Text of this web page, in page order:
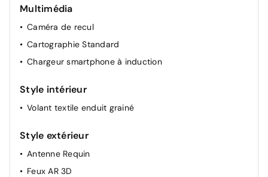
Climatisation automatique
Console centrale AV avec accoudoir et rangement
Direction assistée
Lève-vitres AV électriques à impulsion
Miroirs de courtoisie rétroéclairés
Ouverture du hayon manuelle
Renault Multi-sense
Rétroviseurs extérieurs dégivrants, réglables et
rabattables électriquement
Multimédia
Caméra de recul
Cartographie Standard
Chargeur smartphone à induction
Style intérieur
Volant textile enduit grainé
Style extérieur
Antenne Requin
Feux AR 3D